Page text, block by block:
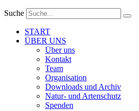
Suche
START
ÜBER UNS
Über uns
Kontakt
Team
Organisation
Downloads und Archiv
Natur- und Artenschutz
Spenden